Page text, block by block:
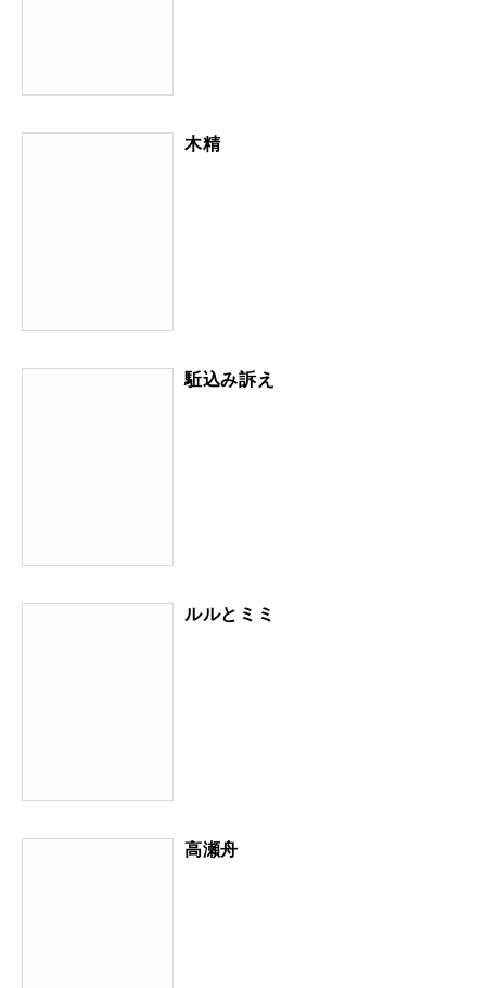
木精
駈込み訴え
ルルとミミ
高瀬舟